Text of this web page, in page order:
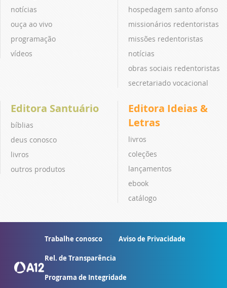
notícias
ouça ao vivo
programação
vídeos
hospedagem santo afonso
missionários redentoristas
missões redentoristas
notícias
obras sociais redentoristas
secretariado vocacional
Editora Santuário
bíblias
deus conosco
livros
outros produtos
Editora Ideias &
Letras
livros
coleções
lançamentos
ebook
catálogo
Trabalhe conosco Aviso de Privacidade
Rel. de Transparência
Programa de Integridade